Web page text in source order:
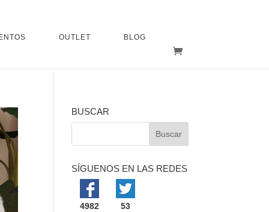
OUTLET BLOG
BUSCAR
SÍGUENOS EN LAS REDES
4982 53